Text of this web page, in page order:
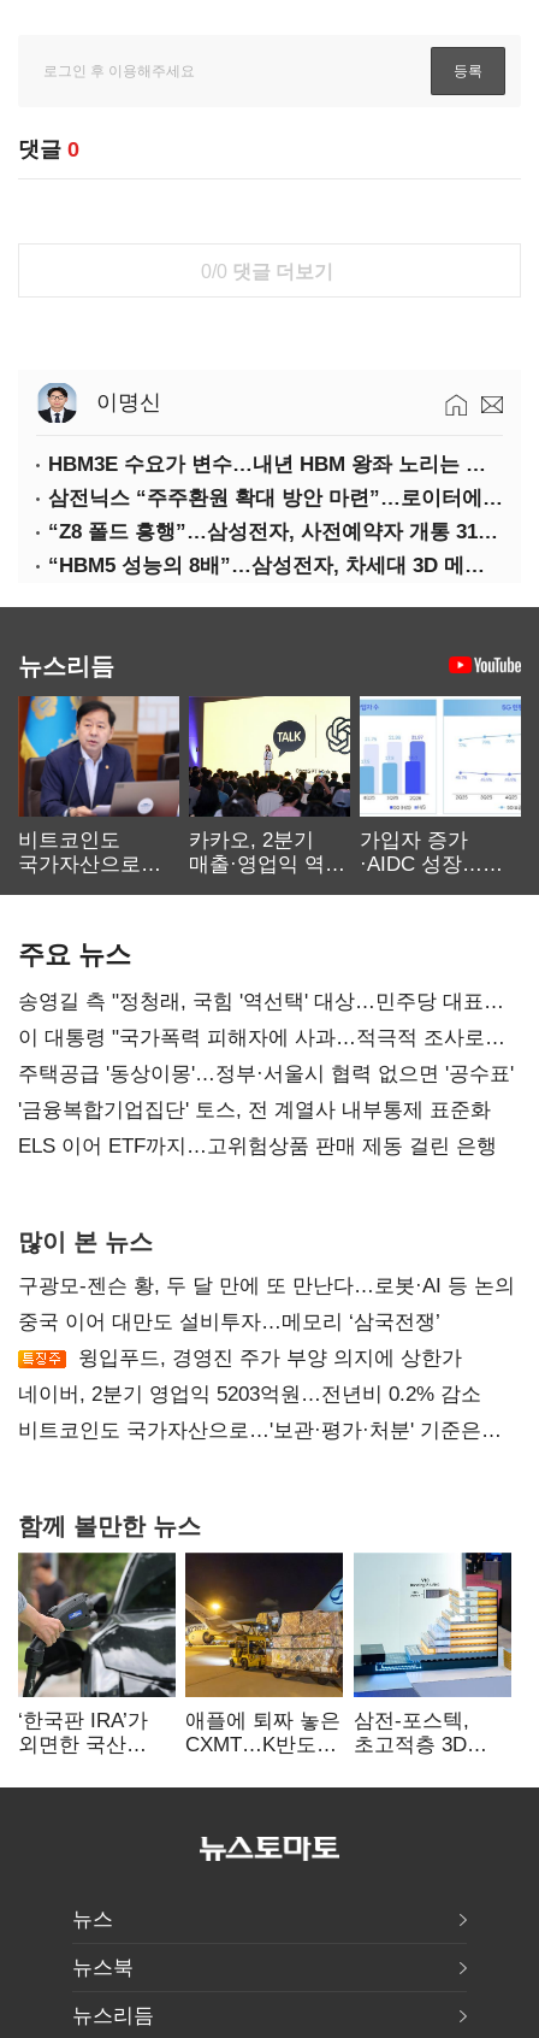
댓글 0
0/0 댓글 더보기
이명신
HBM3E 수요가 변수…내년 HBM 왕좌 노리는 삼성
삼전닉스 “주주환원 확대 방안 마련”…로이터에 성명 보내
“Z8 폴드 흥행”…삼성전자, 사전예약자 개통 31일까지 연장
“HBM5 성능의 8배”…삼성전자, 차세대 3D 메모리 ‘zHBM’ 공개
뉴스리듬
비트코인도
국가자산으로…'
카카오, 2분기
매출·영업익 역대
가입자 증가
·AIDC 성장…
주요 뉴스
송영길 측 "정청래, 국힘 '역선택' 대상…민주당 대표로
총선 지휘 못해"
이 대통령 "국가폭력 피해자에 사과…적극적 조사로
진실 밝혀야"
주택공급 '동상이몽'…정부·서울시 협력 없으면 '공수표'
'금융복합기업집단' 토스, 전 계열사 내부통제 표준화
ELS 이어 ETF까지…고위험상품 판매 제동 걸린 은행
많이 본 뉴스
구광모-젠슨 황, 두 달 만에 또 만난다…로봇·AI 등 논의
중국 이어 대만도 설비투자…메모리 ‘삼국전쟁’
윙입푸드, 경영진 주가 부양 의지에 상한가
네이버, 2분기 영업익 5203억원…전년비 0.2% 감소
비트코인도 국가자산으로…'보관·평가·처분' 기준은
함께 볼만한 뉴스
‘한국판 IRA’가
외면한 국산
실효성에 ‘의문’
애플에 퇴짜 놓은
CXMT…K반도체
삼전-포스텍,
초고적층 3D
성능·전력효율
뉴스
뉴스북
뉴스리듬